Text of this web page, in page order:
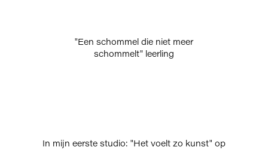
"Een schommel die niet meer
schommelt" leerling
In mijn eerste studio: "Het voelt zo kunst" op